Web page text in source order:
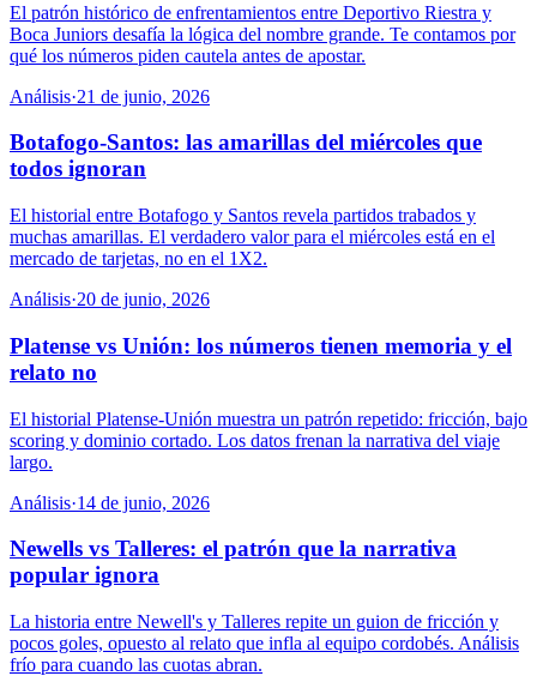
El patrón histórico de enfrentamientos entre Deportivo Riestra y
Boca Juniors desafía la lógica del nombre grande. Te contamos por
qué los números piden cautela antes de apostar.
Análisis·21 de junio, 2026
Botafogo-Santos: las amarillas del miércoles que
todos ignoran
El historial entre Botafogo y Santos revela partidos trabados y
muchas amarillas. El verdadero valor para el miércoles está en el
mercado de tarjetas, no en el 1X2.
Análisis·20 de junio, 2026
Platense vs Unión: los números tienen memoria y el
relato no
El historial Platense-Unión muestra un patrón repetido: fricción, bajo
scoring y dominio cortado. Los datos frenan la narrativa del viaje
largo.
Análisis·14 de junio, 2026
Newells vs Talleres: el patrón que la narrativa
popular ignora
La historia entre Newell's y Talleres repite un guion de fricción y
pocos goles, opuesto al relato que infla al equipo cordobés. Análisis
frío para cuando las cuotas abran.